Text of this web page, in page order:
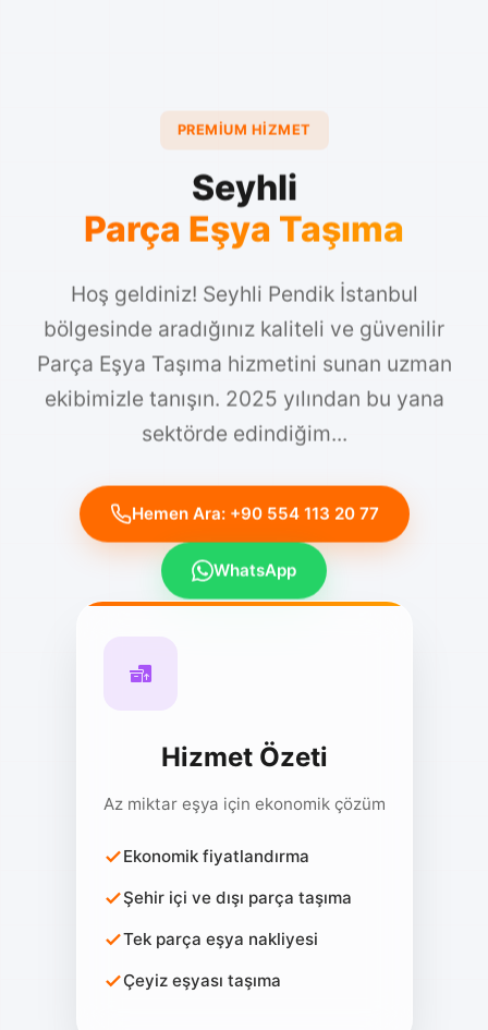
PREMIUM HIZMET
Seyhli
Parça Eşya Taşıma
Hoş geldiniz! Seyhli Pendik İstanbul
bölgesinde aradığınız kaliteli ve güvenilir
Parça Eşya Taşıma hizmetini sunan uzman
ekibimizle tanışın. 2025 yılından bu yana
sektörde edindiğim...
Hizmet Özeti
Az miktar eşya için ekonomik çözüm
Ekonomik fiyatlandırma
Şehir içi ve dışı parça taşıma
Tek parça eşya nakliyesi
Çeyiz eşyası taşıma